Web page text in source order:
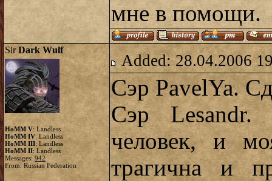
мне в помощи.
SirDark Wulf
HoMM V: Landless
HoMM IV: Landless
HoMM III: Landless
HoMM II: Landless
Messages:942
From: Russian Federation
Added: 28.04.2006
Сэр PavelYa.
Сэр
человек, и
трагична и